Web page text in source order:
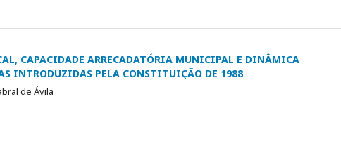
CAPACIDADE ARRECADATÓRIA MUNICIPAL E DINÂMICA
INTRODUZIDAS PELA CONSTITUIÇÃO DE 1988
de Ávila